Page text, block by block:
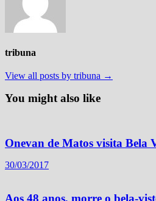
tribuna
View all posts by tribuna →
You might also like
Onevan de Matos visita Bela
30/03/2017
Aos 48 anos, morre o bela-